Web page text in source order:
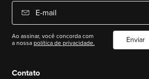
Contato
E-mail
Ao assinar, você concorda com
a nossapolítica de privacidade. Enviar